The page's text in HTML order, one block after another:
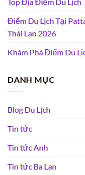
Điểm Du Lịch Tại
Thái Lan 2026
Khám Phá Điểm Du
DANH MỤC
Blog Du Lịch
Tin tức
Tin tức Anh
Tin tức Ba Lan